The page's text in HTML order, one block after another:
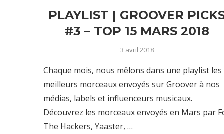
PLAYLIST | GROOVER
#3 – TOP 15 MARS 2018
3 avril 2018
Chaque mois, nous mêlons dans une playlist les
meilleurs morceaux envoyés sur Groover à nos
médias, labels et influenceurs musicaux.
Découvrez les morceaux envoyés en Mars par
The Hackers, Yaaster, …